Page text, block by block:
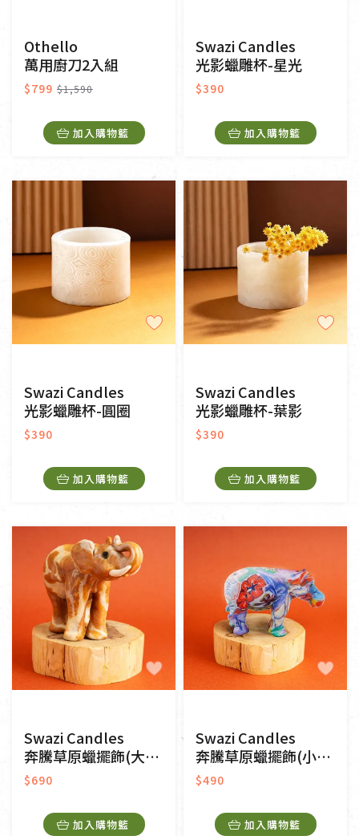
Othello
萬用廚刀2入組
$799 $1,590
加入購物籃
Swazi Candles
光影蠟雕杯-星光
$390
加入購物籃
Swazi Candles
光影蠟雕杯-圓圈
$390
加入購物籃
Swazi Candles
光影蠟雕杯-葉影
$390
加入購物籃
Swazi Candles
奔騰草原蠟擺飾(大)-大象
$690
加入購物籃
Swazi Candles
奔騰草原蠟擺飾(小)-河馬
$490
加入購物籃